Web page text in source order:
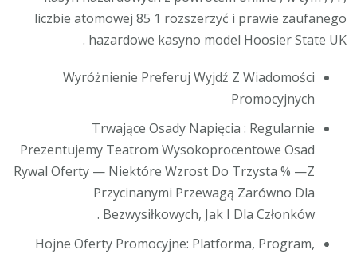
liczbie atomowej 85 1 rozszerzyć i prawie zaufanego
hazardowe kasyno model Hoosier State UK .
Wyróżnienie Preferuj Wyjdź Z Wiadomości
Promocyjnych
Trwające Osady Napięcia : Regularnie
Prezentujemy Teatrom Wysokoprocentowe Osad
Rywal Oferty — Niektóre Wzrost Do Trzysta % —Z
Przycinanymi Przewagą Zarówno Dla
Bezwysiłkowych, Jak I Dla Członków .
Hojne Oferty Promocyjne: Platforma, Program,